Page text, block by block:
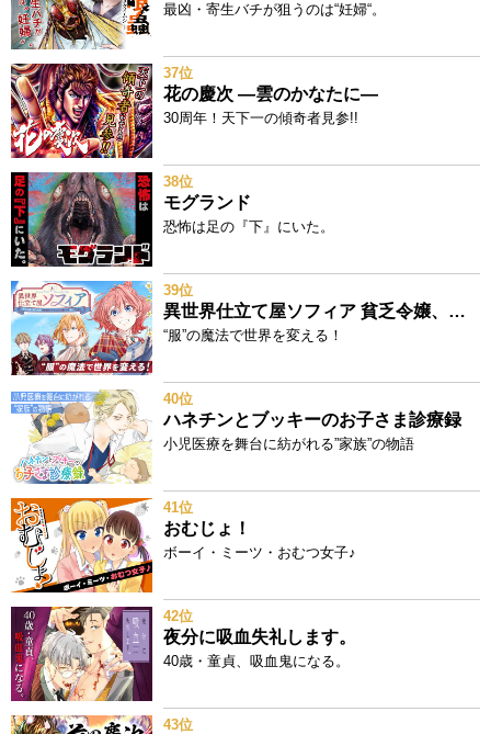
最凶・寄生バチが狙うのは“妊婦“。
37位
花の慶次 ―雲のかなたに―
30周年！天下一の傾奇者見参!!
38位
モグランド
恐怖は足の『下』にいた。
39位
異世界仕立て屋ソフィア 貧乏令嬢、現代知識で服を作ってみんなの暮らしを豊かにします
“服”の魔法で世界を変える！
40位
ハネチンとブッキーのお子さま診療録
小児医療を舞台に紡がれる”家族”の物語
41位
おむじょ！
ボーイ・ミーツ・おむつ女子♪
42位
夜分に吸血失礼します。
40歳・童貞、吸血鬼になる。
43位